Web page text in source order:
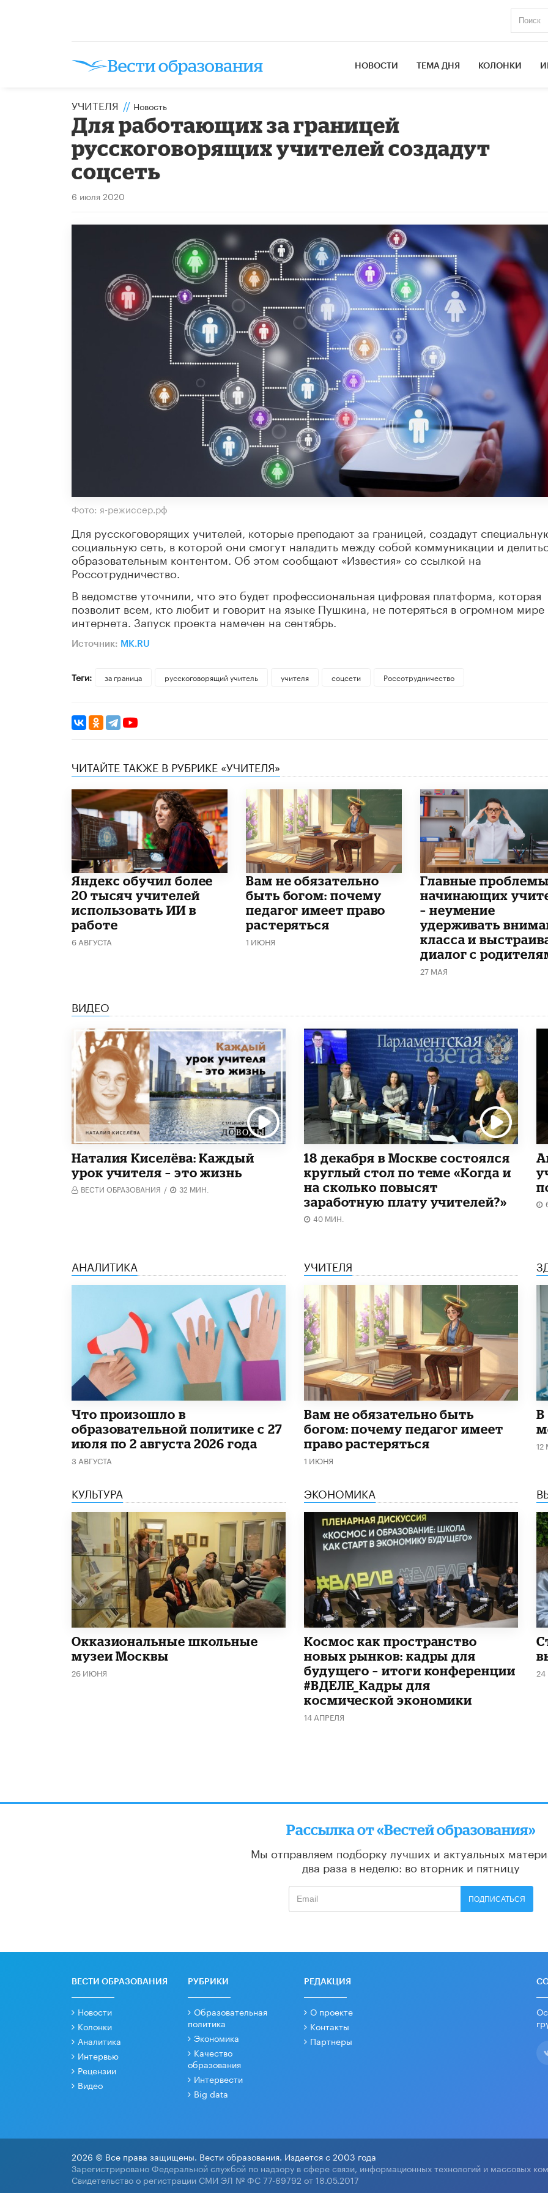
НОВОСТИ ТЕМА ДНЯ КОЛОНКИ
УЧИТЕЛЯ // Новость
Для работающих за границей
русскоговорящих учителей создадут
соцсеть
6 июля 2020
Фото: я-режиссер.рф
Для русскоговорящих учителей, которые преподают за границей, создадут
социальную сеть, в которой они смогут наладить между собой коммуникации и
образовательным контентом. Об этом сообщают «Известия» со ссылкой на
Россотрудничество.
В ведомстве уточнили, что это будет профессиональная цифровая платформа, которая
позволит всем, кто любит и говорит на языке Пушкина, не потеряться в огромном мире
интернета. Запуск проекта намечен на сентябрь.
Источник: MK.RU
Теги: за граница русскоговорящий учитель учителя соцсети Россотрудничество
ЧИТАЙТЕ ТАКЖЕ В РУБРИКЕ «УЧИТЕЛЯ»
​Яндекс обучил более
20 тысяч учителей
использовать ИИ в
работе
6 АВГУСТА
​Вам не обязательно
быть богом: почему
педагог имеет право
растеряться
1 ИЮНЯ
Главные проблемы
начинающих
– неумение
удерживать
класса и
диалог с
27 МАЯ
ВИДЕО
Наталия Киселёва: Каждый
урок учителя – это жизнь
ВЕСТИ ОБРАЗОВАНИЯ / 32 МИН.
18 декабря в Москве состоялся
круглый стол по теме «Когда и
на сколько повысят
заработную плату учителей?»
40 МИН.
АНАЛИТИКА
​Что произошло в
образовательной политике с 27
июля по 2 августа 2026 года
3 АВГУСТА
УЧИТЕЛЯ
​Вам не обязательно быть
богом: почему педагог имеет
право растеряться
1 ИЮНЯ
В
12
КУЛЬТУРА
​Окказиональные школьные
музеи Москвы
26 ИЮНЯ
ЭКОНОМИКА
Космос как пространство
новых рынков: кадры для
будущего – итоги конференции
#ВДЕЛЕ_Кадры для
космической экономики
14 АПРЕЛЯ
Рассылка от «Вестей образования»
Мы отправляем подборку лучших и актуальных
два раза в неделю: во вторник и пятницу
ПОДПИСАТЬСЯ
ВЕСТИ ОБРАЗОВАНИЯ
Новости
Колонки
Аналитика
Интервью
Рецензии
Видео
РУБРИКИ
Образовательная
политика
Экономика
Качество
образования
Интервести
Big data
РЕДАКЦИЯ
О проекте
Контакты
Партнеры
2026 © Все права защищены. Вести образования. Издается с 2003 года
Зарегистрировано Федеральной службой по надзору в сфере связи, информационных технологий и массовых
Свидетельство о регистрации СМИ ЭЛ № ФС 77-69792 от 18.05.2017